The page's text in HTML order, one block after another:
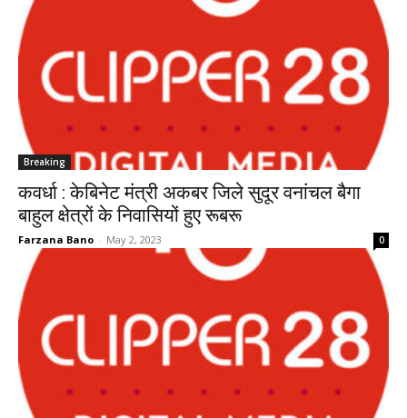
Breaking
कवर्धा : केबिनेट मंत्री अकबर जिले सुदूर वनांचल बैगा
बाहुल क्षेत्रों के निवासियों हुए रूबरू
Farzana Bano - May 2, 2023 0